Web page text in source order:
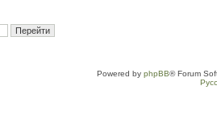
Powered by phpBB® Forum